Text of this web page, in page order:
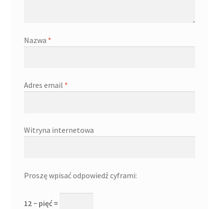
Nazwa *
Adres email *
Witryna internetowa
Proszę wpisać odpowiedź cyframi:
12 − pięć =